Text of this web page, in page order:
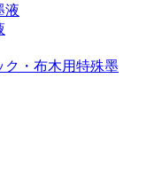
液
ク・布木用特殊墨